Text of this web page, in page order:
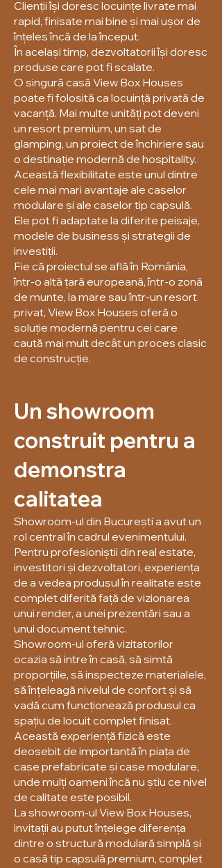
Clienții își doresc locuințe livrate mai
rapid, finisate mai bine și mai ușor de
înțeles încă de la început.
În același timp, dezvoltatorii își doresc
produse care pot fi scalate.
O singură casă View Box Houses
poate fi folosită ca locuință privată de
vacanță. Mai multe unități pot deveni
un resort premium, un sat de
glamping, un proiect de închiriere sau
o destinație modernă de hospitality.
Această flexibilitate este unul dintre
cele mai mari avantaje ale caselor
modulare și ale caselor tip capsulă.
Ele pot fi adaptate la diferite peisaje,
modele de business și strategii de
investiții.
Fie că proiectul se află în România,
într-o altă țară europeană, într-o zonă
de munte, la mare sau într-un resort
privat, View Box Houses oferă o
soluție modernă pentru cei care
caută mai mult decât un proces clasic
de construcție.
Un showroom
construit pentru a
demonstra
calitatea
Showroom-ul din București a avut un
rol central în cadrul evenimentului.
Pentru profesioniștii din real estate,
investitori și dezvoltatori, experiența
de a vedea produsul în realitate este
complet diferită față de vizionarea
unui render, a unei prezentări sau a
unui document tehnic.
Showroom-ul oferă vizitatorilor
ocazia să intre în casă, să simtă
proporțiile, să inspecteze materialele,
să înțeleagă nivelul de confort și să
vadă cum funcționează produsul ca
spațiu de locuit complet finisat.
Această experiență fizică este
deosebit de importantă în piața de
case prefabricate și case modulare,
unde mulți oameni încă nu știu ce nivel
de calitate este posibil.
La showroom-ul View Box Houses,
invitații au putut înțelege diferența
dintre o structură modulară simplă și
o casă tip capsulă premium, complet